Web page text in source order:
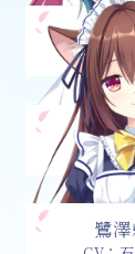
白河
CV：市
水
CV：伊
鷺